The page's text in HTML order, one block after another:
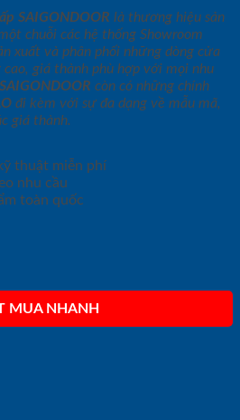
SAIGONDOOR là thương hiệu sản
chuỗi các hệ thống Showroom
xuất và phân phối những dòng cửa
giá thành phù hợp với mọi nhu
SAIGONDOOR còn có những chính
đi kèm với sự đa dạng về mẫu mã,
giá thành.
thuật miễn phí
nhu cầu
toàn quốc
MUA NHANH